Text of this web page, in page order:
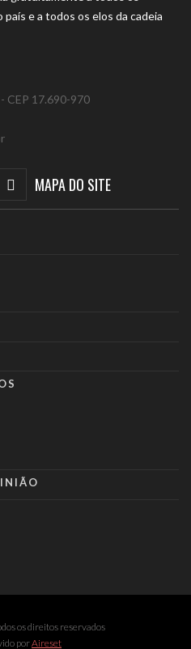
e a todos os elos da cadeia
CEP 17.690-970
MAPA DO SITE
os direitos reservados
porAireset